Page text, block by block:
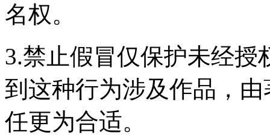
名权。
3.禁止假冒仅保护未经
到这种行为涉及作品，
任更为合适。